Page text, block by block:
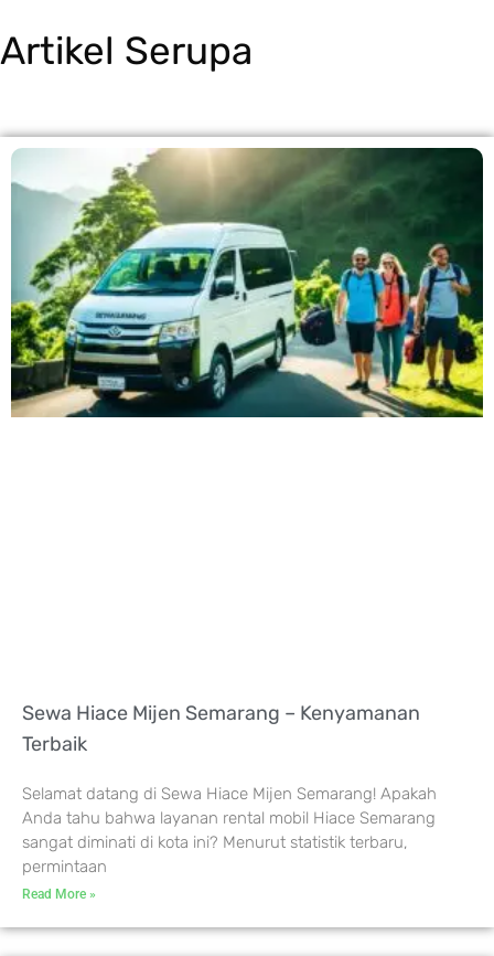
Artikel Serupa
Sewa Hiace Mijen Semarang – Kenyamanan
Terbaik
Selamat datang di Sewa Hiace Mijen Semarang! Apakah
Anda tahu bahwa layanan rental mobil Hiace Semarang
sangat diminati di kota ini? Menurut statistik terbaru,
permintaan
Read More »